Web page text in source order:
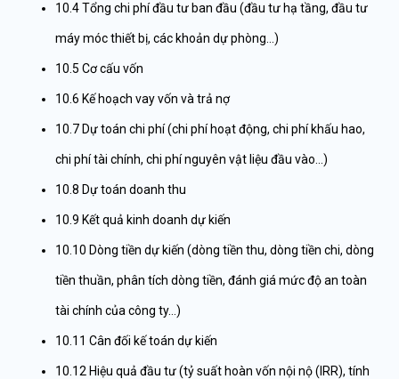
10.4 Tổng chi phí đầu tư ban đầu (đầu tư hạ tầng, đầu tư
máy móc thiết bị, các khoản dự phòng…)
10.5 Cơ cấu vốn
10.6 Kế hoạch vay vốn và trả nợ
10.7 Dự toán chi phí (chi phí hoạt động, chi phí khấu hao,
chi phí tài chính, chi phí nguyên vật liệu đầu vào…)
10.8 Dự toán doanh thu
10.9 Kết quả kinh doanh dự kiến
10.10 Dòng tiền dự kiến (dòng tiền thu, dòng tiền chi, dòng
tiền thuần, phân tích dòng tiền, đánh giá mức độ an toàn
tài chính của công ty…)
10.11 Cân đối kế toán dự kiến
10.12 Hiệu quả đầu tư (tỷ suất hoàn vốn nội nộ (IRR), tính